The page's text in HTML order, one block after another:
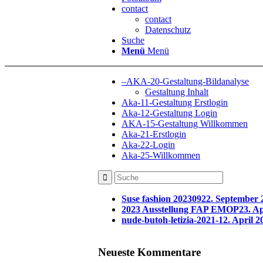
contact
contact
Datenschutz
Suche
Menü Menü
–AKA-20-Gestaltung-Bildanalyse
Gestaltung Inhalt
Aka-11-Gestaltung Erstlogin
Aka-12-Gestaltung Login
AKA-15-Gestaltung Willkommen
Aka-21-Erstlogin
Aka-22-Login
Aka-25-Willkommen
Suse fashion 20230922. September
2023 Ausstellung FAP EMOP23.
nude-butoh-letizia-2021-12. April
Neueste Kommentare